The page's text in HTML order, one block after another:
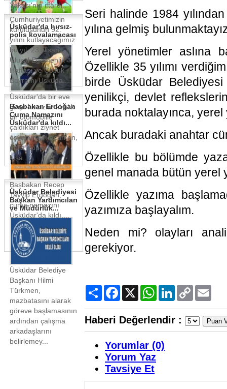
Yakası'nın iftard...
Cumhuriyetimizin
kuruluşunun 92.
yılını kutlayacağımız
bu yıl, 23 Nisan
Ulusal Egemenlik
Haftası ve Çocuk
Bayramı Üsküda...
Üsküdar'da hırsız-
polis kovalamacası
Üsküdar'da bir eve
giren hırsızlar kiralık
bir otomobille
çaldıkları ziynet
eşyalarıyla kaçarken,
polis ekiplerinin
kısa...
Başbakan Erdoğan
Cuma Namazını
Üsküdar'da kıldı...
Başbakan Recep
Tayyip Erdoğan,
cuma namazını
Üsküdar'da kıldı....
Üsküdar Belediyesi
Başkan Yardımcıları
ve Müdürlük...
Üsküdar Belediye
Başkanı Hilmi
Türkmen,
mazbatasını alarak
göreve başlamasının
ardından çalışma
arkadaşlarını
belirlemey...
Seri halinde 1984
yılına gelmiş
Yerel yönetimler aslına
Özellikle 35 yılımı
birde Üsküdar
yenilikçi, devlet
burada noktalayınca,
Ancak buradaki anahtar
Özellikle bu bölümde
genel manada bütün yerel
Özellikle yazıma
yazımıza başlayalım.
Neden mi? olayları
gerekiyor.
Paylaş Facebook WhatsAppLinkedInCopy
Link
Haberi Değerlendir :
Yorumlar (0)
Yorum Yaz
Tavsiye Et